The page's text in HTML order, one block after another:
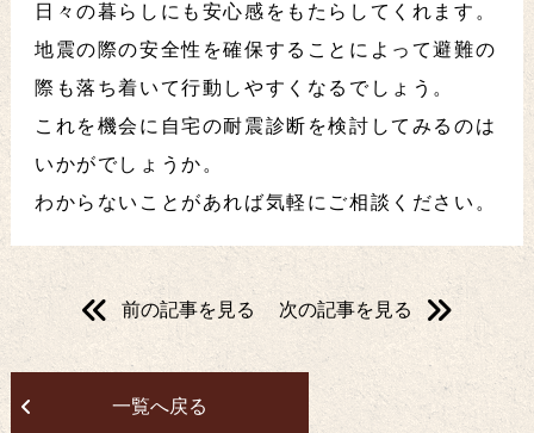
日々の暮らしにも安心感をもたらしてくれます。
地震の際の安全性を確保することによって避難の
際も落ち着いて行動しやすくなるでしょう。
これを機会に自宅の耐震診断を検討してみるのは
いかがでしょうか。
わからないことがあれば気軽にご相談ください。
前の記事を見る 次の記事を見る
一覧へ戻る